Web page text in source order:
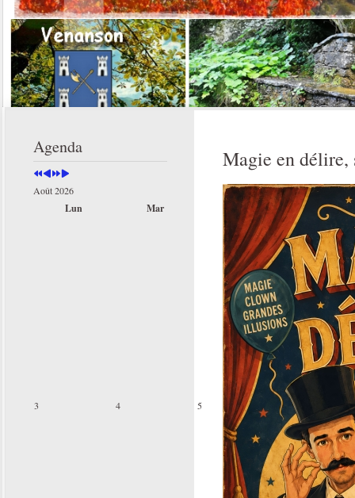
Agenda
Année
MoisAnnée
Mois
Août 2026
Lun Mar Mer Jeu
3 4 5 6
Magie en délire,